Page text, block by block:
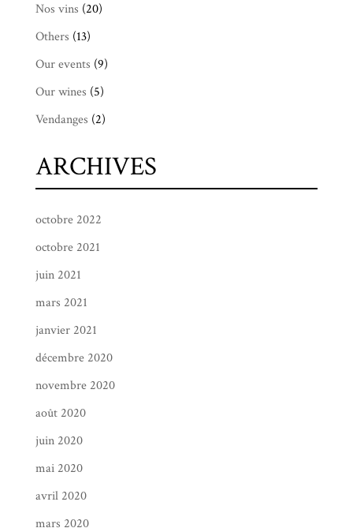
Nos vins (20)
Others (13)
Our events (9)
Our wines (5)
Vendanges (2)
ARCHIVES
octobre 2022
octobre 2021
juin 2021
mars 2021
janvier 2021
décembre 2020
novembre 2020
août 2020
juin 2020
mai 2020
avril 2020
mars 2020